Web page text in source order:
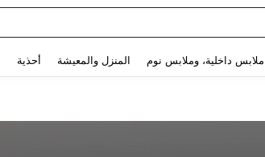
ملابس داخلية، وملابس نوم المنزل والمعيشة أحذية